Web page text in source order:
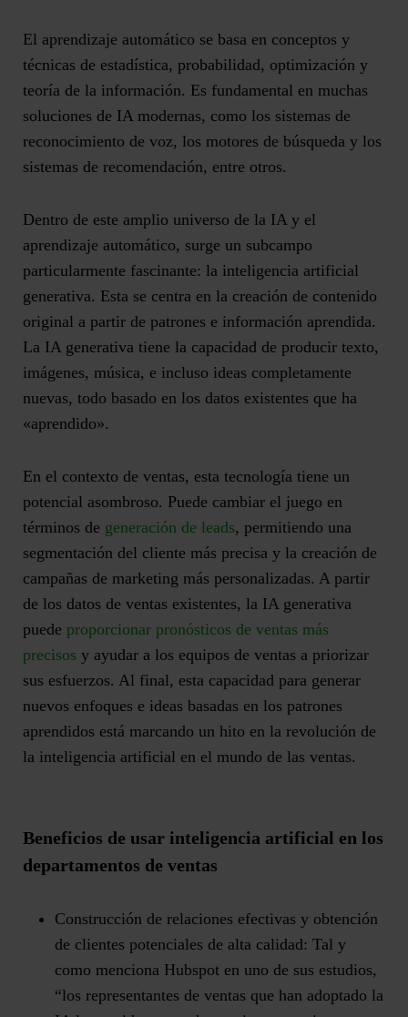
El aprendizaje automático se basa en conceptos y
técnicas de estadística, probabilidad, optimización y
teoría de la información. Es fundamental en muchas
soluciones de IA modernas, como los sistemas de
reconocimiento de voz, los motores de búsqueda y los
sistemas de recomendación, entre otros.
Dentro de este amplio universo de la IA y el
aprendizaje automático, surge un subcampo
particularmente fascinante: la inteligencia artificial
generativa. Esta se centra en la creación de contenido
original a partir de patrones e información aprendida.
La IA generativa tiene la capacidad de producir texto,
imágenes, música, e incluso ideas completamente
nuevas, todo basado en los datos existentes que ha
«aprendido».
En el contexto de ventas, esta tecnología tiene un
potencial asombroso. Puede cambiar el juego en
términos de generación de leads, permitiendo una
segmentación del cliente más precisa y la creación de
campañas de marketing más personalizadas. A partir
de los datos de ventas existentes, la IA generativa
puede proporcionar pronósticos de ventas más
precisos y ayudar a los equipos de ventas a priorizar
sus esfuerzos. Al final, esta capacidad para generar
nuevos enfoques e ideas basadas en los patrones
aprendidos está marcando un hito en la revolución de
la inteligencia artificial en el mundo de las ventas.
Beneficios de usar inteligencia artificial en los
departamentos de ventas
Construcción de relaciones efectivas y obtención
de clientes potenciales de alta calidad: Tal y
como menciona Hubspot en uno de sus estudios,
“los representantes de ventas que han adoptado la